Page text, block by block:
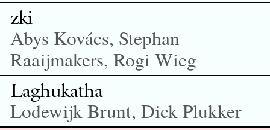
zki
Abys Kovács, Stephan
Raaijmakers, Rogi Wieg
Laghukatha
Lodewijk Brunt, Dick Plukker